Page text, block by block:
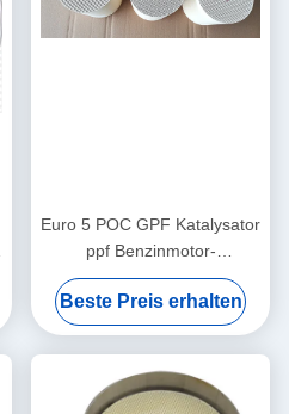
Euro 5 POC GPF Katalysator
ppf Benzinmotor-
Bienenwaben-Keramik-
Substrat
Beste Preis erhalten